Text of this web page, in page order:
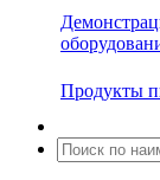
Продукты